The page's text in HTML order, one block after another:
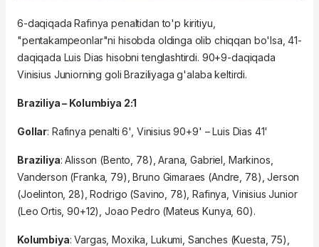
6-daqiqada Rafinya penaltidan to'p kiritiyu,
"pentakampeonlar"ni hisobda oldinga olib chiqqan bo'lsa, 41-
daqiqada Luis Dias hisobni tenglashtirdi. 90+9-daqiqada
Vinisius Juniorning goli Braziliyaga g'alaba keltirdi.
Braziliya – Kolumbiya 2:1
Gollar: Rafinya penalti 6', Vinisius 90+9' – Luis Dias 41'
Braziliya: Alisson (Bento, 78), Arana, Gabriel, Markinos,
Vanderson (Franka, 79), Bruno Gimaraes (Andre, 78), Jerson
(Joelinton, 28), Rodrigo (Savino, 78),Rafinya, Vinisius Junior
(Leo Ortis, 90+12), Joao Pedro (Mateus Kunya, 60).
Kolumbiya: Vargas, Moxika, Lukumi, Sanches (Kuesta, 75),